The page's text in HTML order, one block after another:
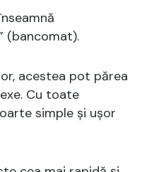
(bancomat).
acestea pot părea
Cu toate
simple și ușor